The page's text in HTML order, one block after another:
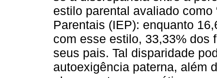
estilo parental avaliado como
Parentais (IEP): enquanto
com esse estilo, 33,33% dos
seus pais. Tal disparidade
autoexigência paterna, além